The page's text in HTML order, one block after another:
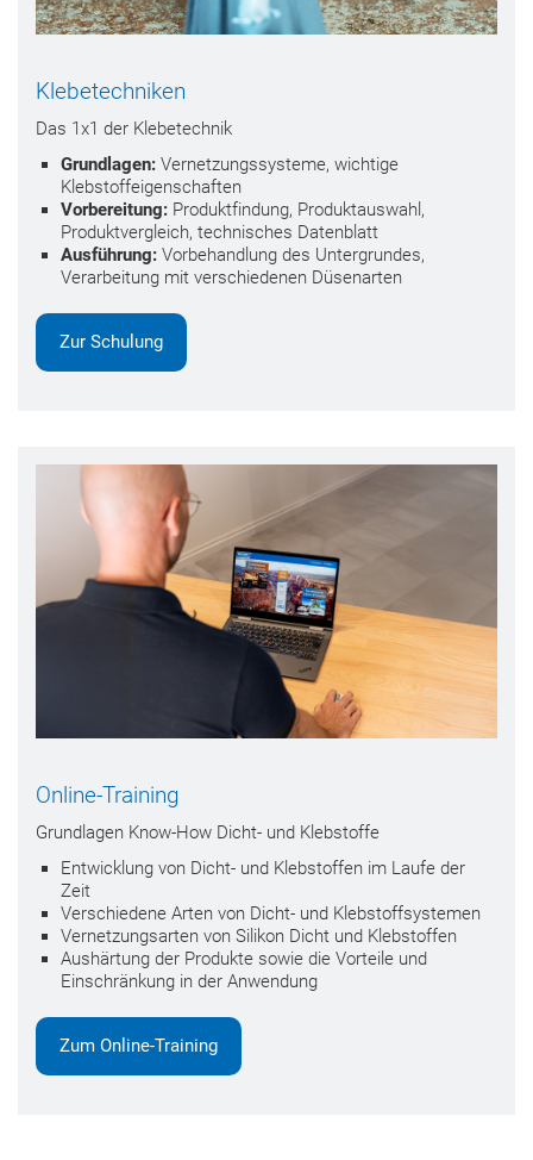
Klebetechniken
Das 1x1 der Klebetechnik
Grundlagen: Vernetzungssysteme, wichtige
Klebstoffeigenschaften
Vorbereitung: Produktfindung, Produktauswahl,
Produktvergleich, technisches Datenblatt
Ausführung: Vorbehandlung des Untergrundes,
Verarbeitung mit verschiedenen Düsenarten
Zur Schulung
Online-Training
Grundlagen Know-How Dicht- und Klebstoffe
Entwicklung von Dicht- und Klebstoffen im Laufe der
Zeit
Verschiedene Arten von Dicht- und Klebstoffsystemen
Vernetzungsarten von Silikon Dicht und Klebstoffen
Aushärtung der Produkte sowie die Vorteile und
Einschränkung in der Anwendung
Zum Online-Training